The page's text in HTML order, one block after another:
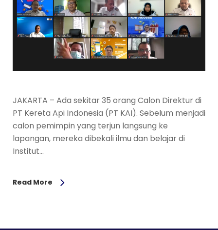
JAKARTA – Ada sekitar 35 orang Calon Direktur di
PT Kereta Api Indonesia (PT KAI). Sebelum menjadi
calon pemimpin yang terjun langsung ke
lapangan, mereka dibekali ilmu dan belajar di
Institut…
Read More